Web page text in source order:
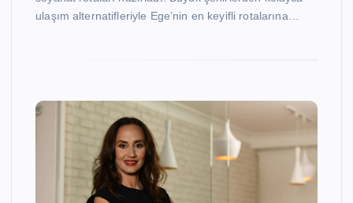
ulaşım alternatifleriyle Ege’nin en keyifli rotalarına…